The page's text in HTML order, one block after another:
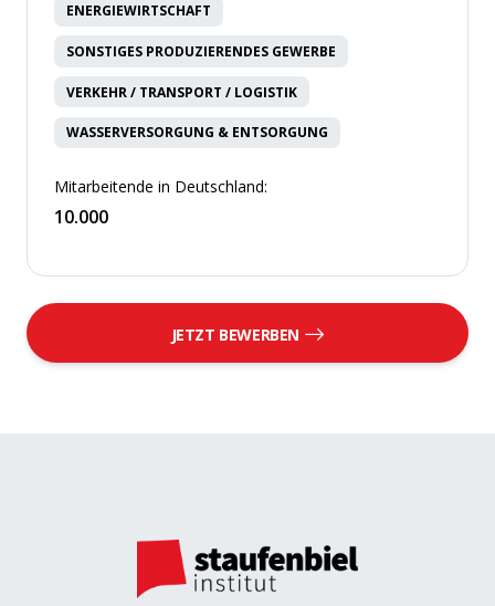
ENERGIEWIRTSCHAFT
SONSTIGES PRODUZIERENDES GEWERBE
VERKEHR / TRANSPORT / LOGISTIK
WASSERVERSORGUNG & ENTSORGUNG
Mitarbeitende in Deutschland:
10.000
JETZT BEWERBEN